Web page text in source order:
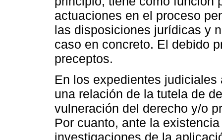
actuaciones en el proceso
las disposiciones jurídicas y
caso en concreto. El debido
preceptos.
En los expedientes
una relación de la tutela de
vulneración del derecho y/o
Por cuanto, ante la
investigaciones de la